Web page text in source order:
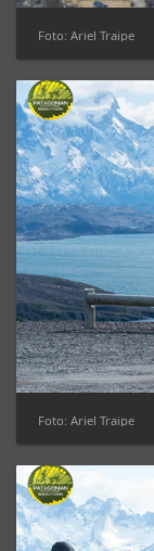
Foto: Ariel Traipe
Foto: Ariel Traipe